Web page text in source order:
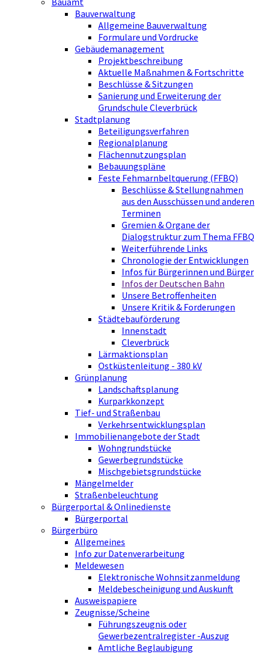
Bauverwaltung
Allgemeine Bauverwaltung
Formulare und Vordrucke
Gebäudemanagement
Projektbeschreibung
Aktuelle Maßnahmen & Fortschritte
Beschlüsse & Sitzungen
Sanierung und Erweiterung der
Grundschule Cleverbrück
Stadtplanung
Beteiligungsverfahren
Regionalplanung
Flächennutzungsplan
Bebauungspläne
Feste Fehmarnbeltquerung (FFBQ)
Beschlüsse & Stellungnahmen
aus den Ausschüssen und anderen
Terminen
Gremien & Organe der
Dialogstruktur zum Thema FFBQ
Weiterführende Links
Chronologie der Entwicklungen
Infos für Bürgerinnen und Bürger
Infos der Deutschen Bahn
Unsere Betroffenheiten
Unsere Kritik & Forderungen
Städtebauförderung
Innenstadt
Cleverbrück
Lärmaktionsplan
Ostküstenleitung - 380 kV
Grünplanung
Landschaftsplanung
Kurparkkonzept
Tief- und Straßenbau
Verkehrsentwicklungsplan
Immobilienangebote der Stadt
Wohngrundstücke
Gewerbegrundstücke
Mischgebietsgrundstücke
Mängelmelder
Straßenbeleuchtung
Bürgerportal & Onlinedienste
Bürgerportal
Bürgerbüro
Allgemeines
Info zur Datenverarbeitung
Meldewesen
Elektronische Wohnsitzanmeldung
Meldebescheinigung und Auskunft
Ausweispapiere
Zeugnisse/Scheine
Führungszeugnis oder
Gewerbezentralregister -Auszug
Amtliche Beglaubigung